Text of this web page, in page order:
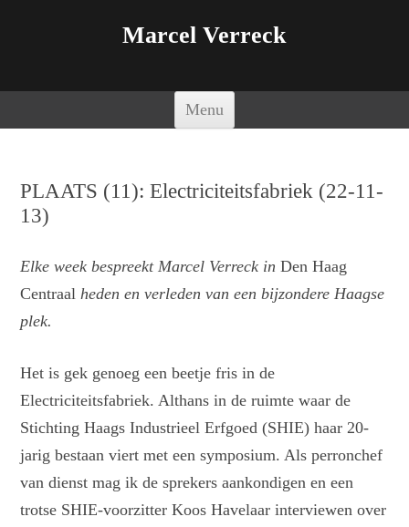
Marcel Verreck
Menu
PLAATS (11): Electriciteitsfabriek (22-11-
13)
Elke week bespreekt Marcel Verreck in Den Haag
Centraal heden en verleden van een bijzondere Haagse
plek.
Het is gek genoeg een beetje fris in de
Electriciteitsfabriek. Althans in de ruimte waar de
Stichting Haags Industrieel Erfgoed (SHIE) haar 20-
jarig bestaan viert met een symposium. Als perronchef
van dienst mag ik de sprekers aankondigen en een
trotse SHIE-voorzitter Koos Havelaar interviewen over